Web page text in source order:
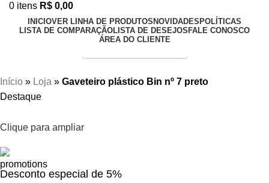
0 itens R$ 0,00
INICIOVER LINHA DE PRODUTOS NOVIDADES POLÍTICAS
LISTA DE COMPARAÇÃOLISTA DE DESEJOS FALE CONOSCO
ÁREA DO CLIENTE
Início » Loja »Gaveteiro plástico Bin nº 7 preto
Destaque
Clique para ampliar
Desconto especial de 5%